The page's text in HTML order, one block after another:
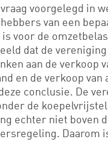
voorgelegd in
van een
voor de
dat de
aan de verkoop
en de verkoop
conclusie. De
de
echter niet boven
Daarom